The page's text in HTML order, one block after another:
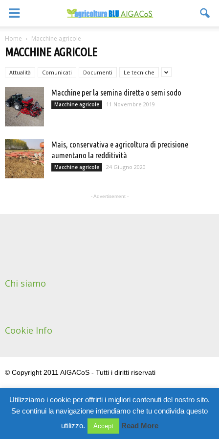
Home Macchine agricole
MACCHINE AGRICOLE
Attualità Comunicati Documenti Le tecniche
Macchine per la semina diretta o semi sodo
Macchine agricole 11 Novembre 2019
Mais, conservativa e agricoltura di precisione
aumentano la redditività
Macchine agricole 24 Giugno 2020
- Advertisement -
Chi siamo
Cookie Info
Utilizziamo i cookie per offrirti i migliori contenuti del nostro sito.
Se continui la navigazione intendiamo che tu condivida questo
utilizzo.
Accept Read More
© Copyright 2011 AIGACoS - Tutti i diritti riservati